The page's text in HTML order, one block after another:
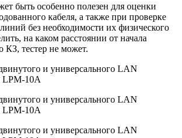
быть особенно полезен для оценки
кабеля, а также при проверке
без необходимости их физического
на каком расстоянии от начала
КЗ, тестер не может.